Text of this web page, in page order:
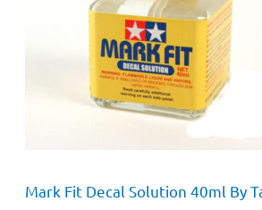
Mark Fit Decal Solution 40ml By